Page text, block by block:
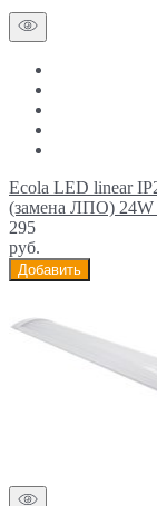
Ecola LED linear
(замена ЛПО) 24W
295
руб.
Добавить